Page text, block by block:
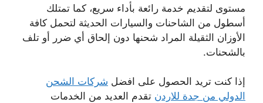
مستوى لتقديم خدمة رائعة بأداء سريع، كما تمتلك
أسطول من الشاحنات والسيارات الحديثة لتحمل كافة
الأوزان الثقيلة المراد شحنها دون إلحاق أي ضرر أو تلف
بالشحنات.
إذا كنت تريد الحصول على افضل شركات الشحن
الدولي من جدة للاردن تقدم العديد من الخدمات